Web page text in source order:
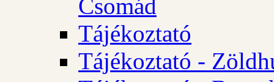
Csomád
Tájékoztató
Tájékoztató -